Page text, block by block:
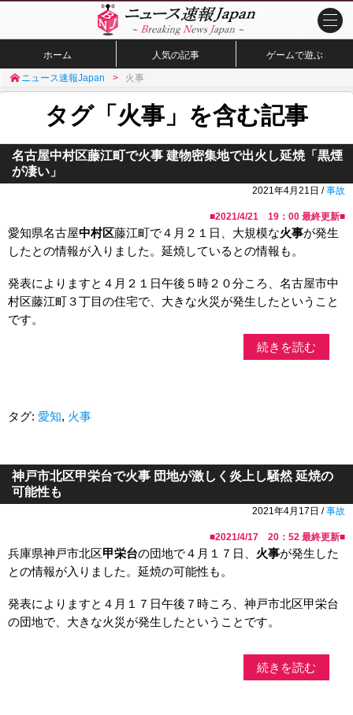
ホーム 人気の記事 ゲームで遊ぶ
ニュース速報Japan 火事
タグ「火事」を含む記事
名古屋中村区藤江町で火事 建物密集地で出火し延焼「黒煙
が凄い」
2021年4月21日 /事故
■2021/4/21 19：00 最終更新■
愛知県名古屋中村区藤江町で４月２１日、大規模な火事が発生
したとの情報が入りました。延焼しているとの情報も。
発表によりますと４月２１日午後５時２０分ころ、名古屋市中
村区藤江町３丁目の住宅で、大きな火災が発生したということ
です。
続きを読む
タグ: 愛知, 火事
神戸市北区甲栄台で火事 団地が激しく炎上し騒然 延焼の
可能性も
2021年4月17日 /事故
■2021/4/17 20：52 最終更新■
兵庫県神戸市北区甲栄台の団地で４月１７日、 火事が発生した
との情報が入りました。延焼の可能性も。
発表によりますと４月１７日午後７時ころ、神戸市北区甲栄台
の団地で、大きな火災が発生したということです。
続きを読む